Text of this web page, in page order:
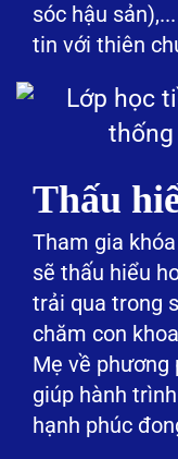
sóc hậu
tin với thiên
Thấu
Tham gia
sẽ thấu hiểu
trải qua trong
chăm con
Mẹ về phương
giúp hành
hạnh phúc